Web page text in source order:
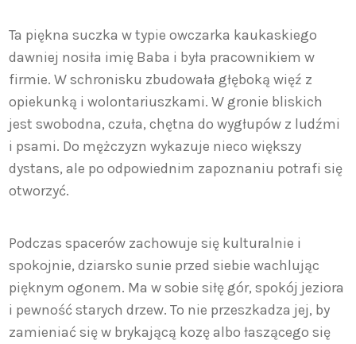
Ta piękna suczka w typie owczarka kaukaskiego
dawniej nosiła imię Baba i była pracownikiem w
firmie. W schronisku zbudowała głęboką więź z
opiekunką i wolontariuszkami. W gronie bliskich
jest swobodna, czuła, chętna do wygłupów z ludźmi
i psami. Do mężczyzn wykazuje nieco większy
dystans, ale po odpowiednim zapoznaniu potrafi się
otworzyć.
Podczas spacerów zachowuje się kulturalnie i
spokojnie, dziarsko sunie przed siebie wachlując
pięknym ogonem. Ma w sobie siłę gór, spokój jeziora
i pewność starych drzew. To nie przeszkadza jej, by
zamieniać się w brykającą kozę albo łaszącego się